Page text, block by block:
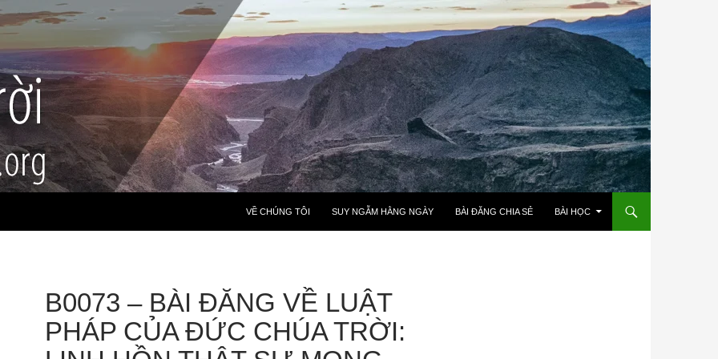
VỀ CHÚNG TÔI SUY NGẪM HẰNG NGÀY BÀI ĐĂNG CHIA SẺ BÀI HỌC
B0073 – BÀI ĐĂNG VỀ LUẬT
PHÁP CỦA ĐỨC CHÚA TRỜI: